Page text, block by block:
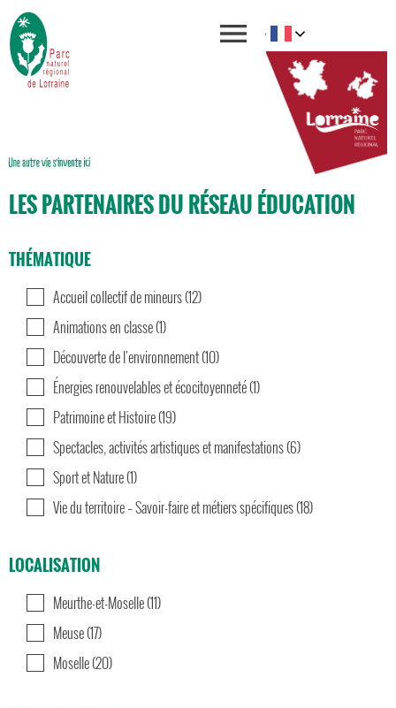
LES PARTENAIRES DU RÉSEAU ÉDUCATION
THÉMATIQUE
Accueil collectif de mineurs (12)
Animations en classe (1)
Découverte de l'environnement (10)
Énergies renouvelables et écocitoyenneté (1)
Patrimoine et Histoire (19)
Spectacles, activités artistiques et manifestations (6)
Sport et Nature (1)
Vie du territoire – Savoir-faire et métiers spécifiques (18)
LOCALISATION
Meurthe-et-Moselle (11)
Meuse (17)
Moselle (20)